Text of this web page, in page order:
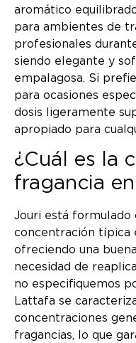
aromático
para ambientes de
profesionales
siendo elegante y
empalagosa. Si
para ocasiones
dosis ligeramente
apropiado para
¿Cuál es la
fragancia
Jouri está
concentración típica
ofreciendo una
necesidad de
no especifiquemos
Lattafa se
concentraciones
fragancias, lo que